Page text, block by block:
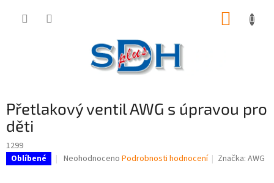
Přetlakový ventil AWG s úpravou pro
děti
1299
Oblíbené
Průměrné
Neohodnoceno Podrobnosti hodnocení Značka:AWG